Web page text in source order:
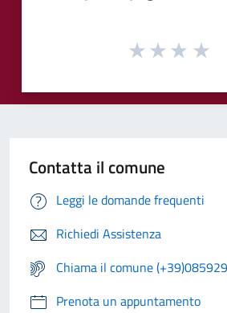
Contatta il comune
Leggi le domande frequenti
Richiedi Assistenza
Chiama il comune
Prenota un appuntamento